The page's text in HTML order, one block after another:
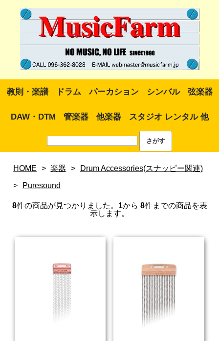
教則・楽譜 ドラム パーカション シンバル 弦楽器
DAW・DTM 管楽器 他楽器 スタジオ レンタル 他
HOME > 楽器 > Drum Accessories(スナッピー関連)
> Puresound
8件の商品が見つかりました。 1から 8件までの商品を表
示します。